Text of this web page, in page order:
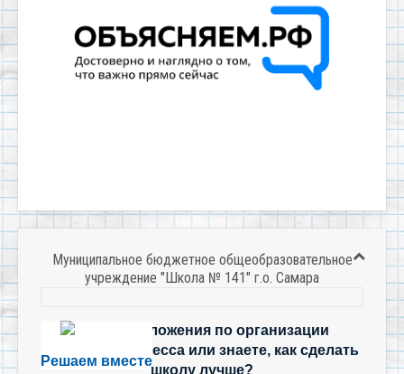
Муниципальное бюджетное общеобразовательное
учреждение "Школа № 141" г.о. Самара
Решаем вместе
Есть предложения по организации
учебного процесса или знаете, как сделать
школу лучше?